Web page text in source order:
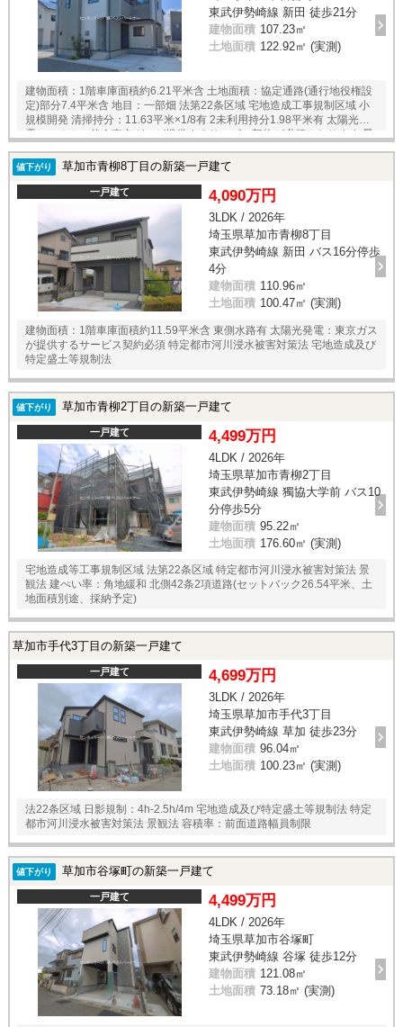
東武伊勢崎線 新田 徒歩21分
建物面積 107.23㎡
土地面積 122.92㎡ (実測)
建物面積：1階車庫面積約6.21平米含 土地面積：協定通路(通行地役権設
定)部分7.4平米含 地目：一部畑 法第22条区域 宅地造成工事規制区域 小
規模開発 清掃持分：11.63平米×1/8有 2未利用持分1.98平米有 太陽光発
電システムに伴う東京ガスが提供するサービス契約が必須となります 景
観法 農地法
値下がり 草加市青柳8丁目の新築一戸建て
一戸建て 4,090万円
3LDK / 2026年
埼玉県草加市青柳8丁目
東武伊勢崎線 新田 バス16分停歩
4分
建物面積 110.96㎡
土地面積 100.47㎡ (実測)
建物面積：1階車庫面積約11.59平米含 東側水路有 太陽光発電：東京ガス
が提供するサービス契約必須 特定都市河川浸水被害対策法 宅地造成及び
特定盛土等規制法
値下がり 草加市青柳2丁目の新築一戸建て
一戸建て 4,499万円
4LDK / 2026年
埼玉県草加市青柳2丁目
東武伊勢崎線 獨協大学前 バス10
分停歩5分
建物面積 95.22㎡
土地面積 176.60㎡ (実測)
宅地造成等工事規制区域 法第22条区域 特定都市河川浸水被害対策法 景
観法 建ぺい率：角地緩和 北側42条2項道路(セットバック26.54平米、土
地面積別途、採納予定)
草加市手代3丁目の新築一戸建て
一戸建て 4,699万円
3LDK / 2026年
埼玉県草加市手代3丁目
東武伊勢崎線 草加 徒歩23分
建物面積 96.04㎡
土地面積 100.23㎡ (実測)
法22条区域 日影規制：4h-2.5h/4m 宅地造成及び特定盛土等規制法 特定
都市河川浸水被害対策法 景観法 容積率：前面道路幅員制限
値下がり 草加市谷塚町の新築一戸建て
一戸建て 4,499万円
4LDK / 2026年
埼玉県草加市谷塚町
東武伊勢崎線 谷塚 徒歩12分
建物面積 121.08㎡
土地面積 73.18㎡ (実測)